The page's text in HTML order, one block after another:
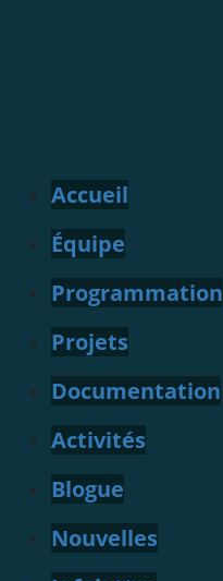
Accueil
Équipe
Programmation
Projets
Documentation
Activités
Blogue
Nouvelles